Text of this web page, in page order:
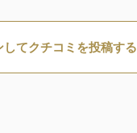
してクチコミを投稿する